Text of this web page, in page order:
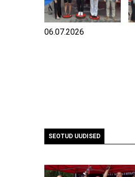
06.07.2026
SEOTUD UUDISED